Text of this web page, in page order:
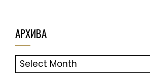
АРХИВА
АРХИВА